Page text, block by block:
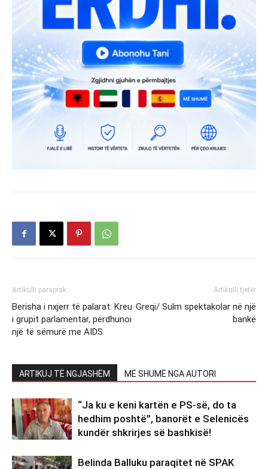
Artikulli paraprak
Berisha i nxjerr të palarat: Kreu
i grupit parlamentar, përdhunoi
një të sëmurë me AIDS
Artikulli tjetër
Greqi/ Sulm spektakolar në një
bankë
ARTIKUJ TË NGJASHËM MË SHUMË NGA AUTORI
“Ja ku e keni kartën e PS-së, do ta
hedhim poshtë”, banorët e Selenicës
kundër shkrirjes së bashkisë!
Belinda Balluku paraqitet në SPAK